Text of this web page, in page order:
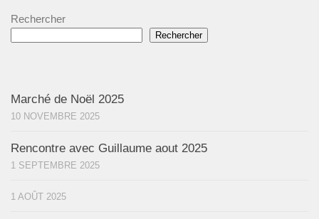
Rechercher
Rechercher
Marché de Noël 2025
10 NOVEMBRE 2025
Rencontre avec Guillaume aout 2025
1 SEPTEMBRE 2025
1 AOÛT 2025